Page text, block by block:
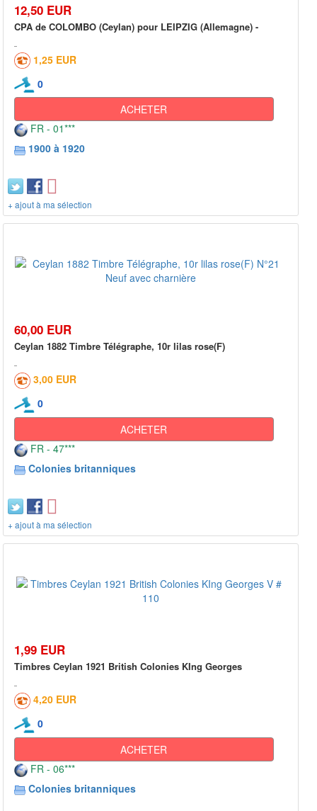
12,50 EUR
CPA de COLOMBO (Ceylan) pour LEIPZIG (Allemagne) -
1,25 EUR
0
ACHETER
FR - 01***
1900 à 1920
+ ajout à ma sélection
60,00 EUR
Ceylan 1882 Timbre Télégraphe, 10r lilas rose(F)
3,00 EUR
0
ACHETER
FR - 47***
Colonies britanniques
+ ajout à ma sélection
1,99 EUR
Timbres Ceylan 1921 British Colonies KIng Georges
4,20 EUR
0
ACHETER
FR - 06***
Colonies britanniques